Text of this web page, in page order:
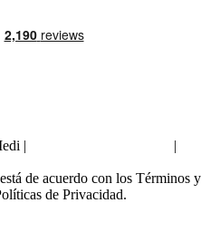
|
|
de acuerdo con los Términos y
de Privacidad.